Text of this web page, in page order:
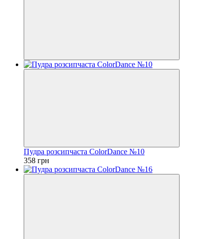
Пудра розсипчаста ColorDance №10
358 грн